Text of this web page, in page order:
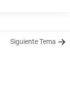
Siguiente Tema